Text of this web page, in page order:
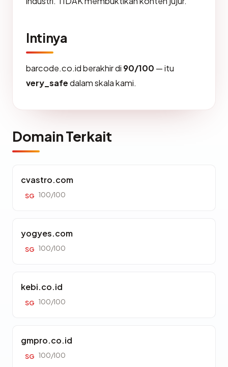
Intinya
barcode.co.id berakhir di 90/100 — itu
very_safedalam skala kami.
Domain Terkait
cvastro.com
SG 100/100
yogyes.com
SG 100/100
kebi.co.id
SG 100/100
gmpro.co.id
SG 100/100